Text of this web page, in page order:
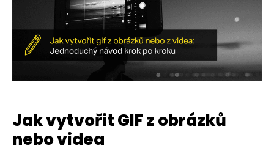
Jak vytvořit GIF z obrázků
nebo videa